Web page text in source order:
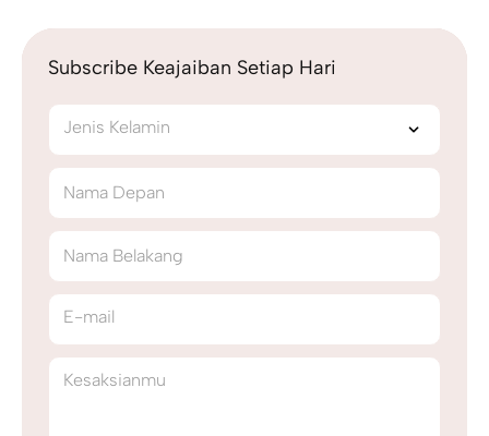
Subscribe Keajaiban Setiap Hari
Jenis Kelamin
Nama Depan
Nama Belakang
E-mail
Kesaksianmu